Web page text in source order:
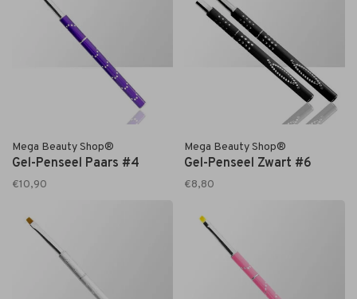
Mega Beauty Shop®
Gel-Penseel Paars #4
€10,90
Mega Beauty Shop®
Gel-Penseel Zwart #6
€8,80